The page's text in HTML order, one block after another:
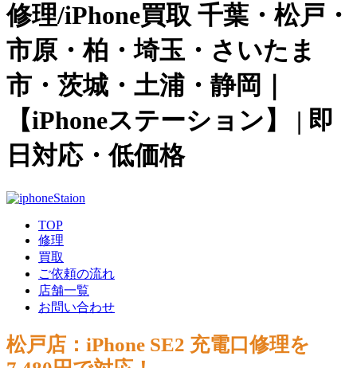
修理/iPhone買取 千葉・松戸・
市原・柏・埼玉・さいたま
市・茨城・土浦・静岡｜
【iPhoneステーション】 | 即
日対応・低価格
TOP
修理
買取
ご依頼の流れ
店舗一覧
お問い合わせ
松戸店：iPhone SE2 充電口修理を